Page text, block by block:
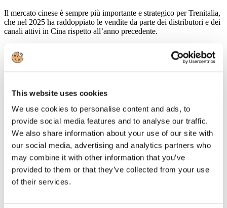
This website uses cookies
We use cookies to personalise content and ads, to
provide social media features and to analyse our traffic.
We also share information about your use of our site with
our social media, advertising and analytics partners who
may combine it with other information that you’ve
provided to them or that they’ve collected from your use
of their services.
Il mercato cinese è sempre più importante e strategico per Trenitalia,
che nel 2025 ha raddoppiato le vendite da parte dei distributori e dei
canali attivi in Cina rispetto all’anno precedente.
Numeri destinati ulteriormente a crescere nei prossimi anni e che
hanno rappresentato il biglietto da vista della società del Gruppo FS
alla fiera ITB China, la principale fiera cinese dedicata al turismo
l'Italia: Trenitalia presenta le sue nuove offerte per i viaggiatori
FS dedicata al trasporto passeggeri e al Frecciarossa, il treno simbolo
dell’eccellenza dell’alta velocità, italiana e europea.
Alla tavola rotonda hanno partecipato Maria Paola de Rosa, Head of
Sales Trenitalia high-speed; Carol Chang, Marketing Director,
WeChat Pay EMEA, Winnie Lau, RedNote Regional manager of
Global Business Solutions, Europe; Serafino Lo Piano, CEO e
Direttore Generale di Busitalia ha inviato un video messaggio.